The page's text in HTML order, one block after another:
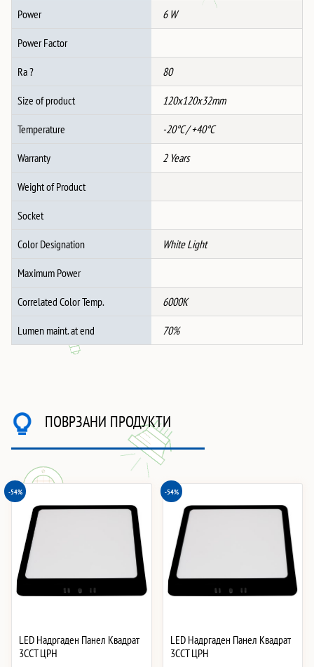
Power 6 W
Power Factor
Ra ? 80
Size of product 120x120x32mm
Temperature -20°C / +40°C
Warranty 2 Years
Weight of Product
Socket
Color Designation White Light
Maximum Power
Correlated Color Temp. 6000K
Lumen maint. at end 70%
ПОВРЗАНИ ПРОДУКТИ
-54%
LED Надргаден Панел Квадрат
3CCT ЦРН
-54%
LED Надргаден Панел Квадрат
3CCT ЦРН